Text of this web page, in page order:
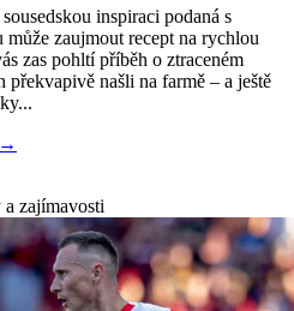
inspiraci podaná s
může zaujmout recept na rychlou
zas pohltí příběh o ztraceném
překvapivě našli na farmě – a ještě
→
zajímavosti